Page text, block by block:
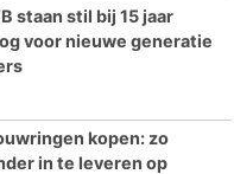
staan stil bij 15 jaar
voor nieuwe generatie
kopen: zo
in te leveren op